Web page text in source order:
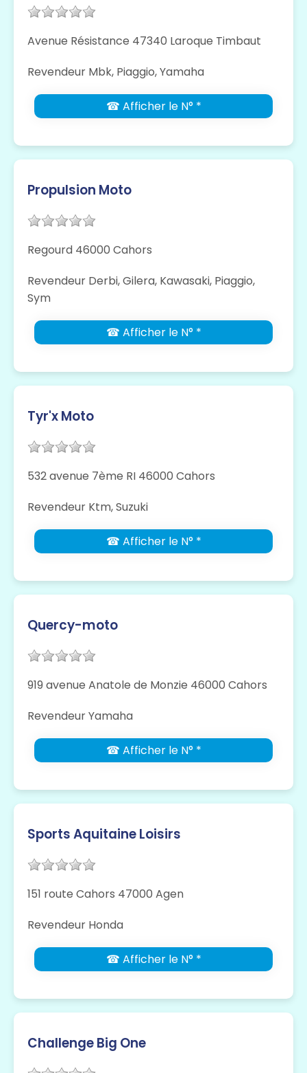
Avenue Résistance 47340 Laroque Timbaut
Revendeur Mbk, Piaggio, Yamaha
☎ Afficher le N° *
Propulsion Moto
Regourd 46000 Cahors
Revendeur Derbi, Gilera, Kawasaki, Piaggio,
Sym
☎ Afficher le N° *
Tyr'x Moto
532 avenue 7ème RI 46000 Cahors
Revendeur Ktm, Suzuki
☎ Afficher le N° *
Quercy-moto
919 avenue Anatole de Monzie 46000 Cahors
Revendeur Yamaha
☎ Afficher le N° *
Sports Aquitaine Loisirs
151 route Cahors 47000 Agen
Revendeur Honda
☎ Afficher le N° *
Challenge Big One